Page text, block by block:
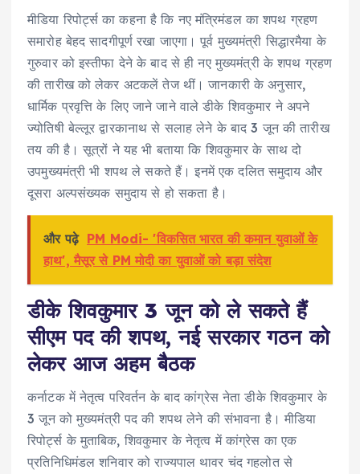
मीडिया रिपोर्ट्स का कहना है कि नए मंत्रिमंडल का शपथ ग्रहण
समारोह बेहद सादगीपूर्ण रखा जाएगा। पूर्व मुख्यमंत्री सिद्धारमैया के
गुरुवार को इस्तीफा देने के बाद से ही नए मुख्यमंत्री के शपथ ग्रहण
की तारीख को लेकर अटकलें तेज थीं। जानकारी के अनुसार,
धार्मिक प्रवृत्ति के लिए जाने जाने वाले डीके शिवकुमार ने अपने
ज्योतिषी बेल्लूर द्वारकानाथ से सलाह लेने के बाद 3 जून की तारीख
तय की है। सूत्रों ने यह भी बताया कि शिवकुमार के साथ दो
उपमुख्यमंत्री भी शपथ ले सकते हैं। इनमें एक दलित समुदाय और
दूसरा अल्पसंख्यक समुदाय से हो सकता है।
और पढ़े PM Modi- 'विकसित भारत की कमान युवाओं के
हाथ', मैसूर से PM मोदी का युवाओं को बड़ा संदेश
डीके शिवकुमार 3 जून को ले सकते हैं
सीएम पद की शपथ, नई सरकार गठन को
लेकर आज अहम बैठक
कर्नाटक में नेतृत्व परिवर्तन के बाद कांग्रेस नेता डीके शिवकुमार के
3 जून को मुख्यमंत्री पद की शपथ लेने की संभावना है। मीडिया
रिपोर्ट्स के मुताबिक, शिवकुमार के नेतृत्व में कांग्रेस का एक
प्रतिनिधिमंडल शनिवार को राज्यपाल थावर चंद गहलोत से